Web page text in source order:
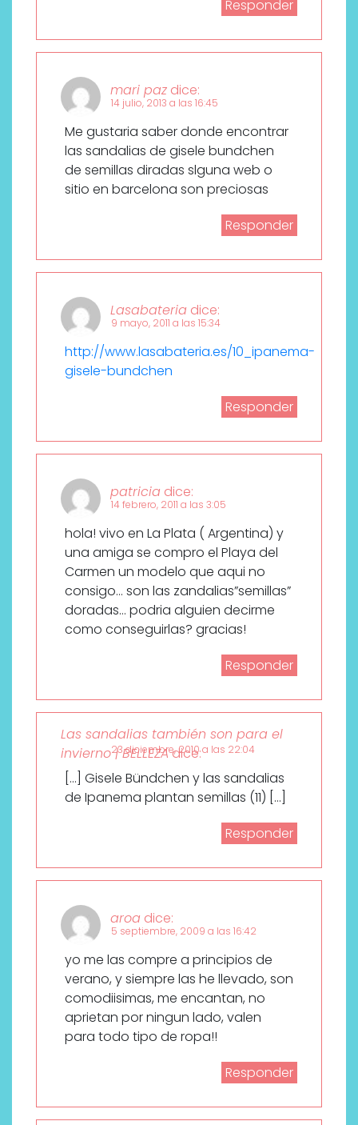
Responder
mari paz dice:
14 julio, 2013 a las 16:45
Me gustaria saber donde encontrar
las sandalias de gisele bundchen
de semillas diradas slguna web o
sitio en barcelona son preciosas
Responder
Lasabateria dice:
9 mayo, 2011 a las 15:34
http://www.lasabateria.es/10_ipanema-
gisele-bundchen
Responder
patricia dice:
14 febrero, 2011 a las 3:05
hola! vivo en La Plata ( Argentina) y
una amiga se compro el Playa del
Carmen un modelo que aqui no
consigo… son las zandalias”semillas”
doradas… podria alguien decirme
como conseguirlas? gracias!
Responder
Las sandalias también son para el
invierno | BELLEZAdice:
23 diciembre, 2010 a las 22:04
[…] Gisele Bündchen y las sandalias
de Ipanema plantan semillas (11) […]
Responder
aroa dice:
5 septiembre, 2009 a las 16:42
yo me las compre a principios de
verano, y siempre las he llevado, son
comodiisimas, me encantan, no
aprietan por ningun lado, valen
para todo tipo de ropa!!
Responder